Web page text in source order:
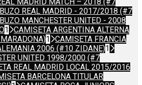
MADRID MATCH – 2018 (#7
BUZO REAL MADRID - 2017/2018 (#7
BUZO MANCHESTER UNITED - 2008
1
CAMISETA ARGENTINA ALTERNA
1
CAMISETA FRANCIA
2006 (#10 ZIDANE)1
UNITED 1998/2000 (#7
REAL MADRID LOCAL 2015/2016
BARCELONA TITULAR